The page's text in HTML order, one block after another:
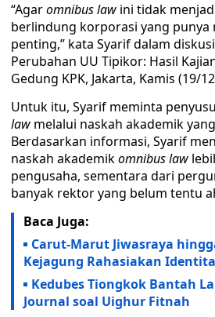
“Agaromnibus law ini tidak
berlindung korporasi yang punya
penting,” kata Syarif dalam
Perubahan UU Tipikor: Hasil
Gedung KPK, Jakarta, Kamis (19/
Untuk itu, Syarif meminta
law melalui naskah akademik
Berdasarkan informasi, Syarif
naskah akademikomnibus law
pengusaha, sementara dari
banyak rektor yang belum tentu
Baca Juga:
Carut-Marut Jiwasraya
Kejagung Rahasiakan
Kedubes Tiongkok Bantah
Journal soal Uighur Fitnah